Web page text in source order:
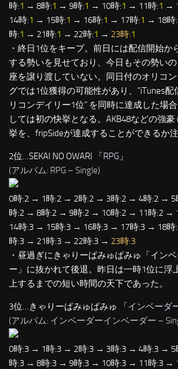
時:1 → 8時:1 → 9時:1 → 10時:1 → 11時:1 →
14時:1 → 15時:1 → 16時:1 → 17時:1 → 18時:
時:1 → 21時:1 → 22時:1 → 23時:1
・終日1位をキープ。前日には配信開始か
する勢いを見せており、今日もその勢い
座を譲り渡していない。同日付のオリコ
グでは1位獲得の可能性があり、”iTunes配
リコンデイリー1位” を同時に達成した場
しては初の快挙となる。AKB48などの強
挙を、fripSideが達成することができるか注
2位…SEKAI NO OWARI 「RPG 」
(アルバム: RPG – Single)
0時:2 → 1時:2 → 2時:2 → 3時:2 → 4時:2 →
時:2 → 8時:2 → 9時:2 → 10時:2 → 11時:2 →
14時:3 → 15時:3 → 16時:3 → 17時:3 → 18
時:3 → 21時:3 → 22時:3 → 23時:3
・昼過ぎにきゃりーぱみゅぱみゅ「イン
ー」に抜かれて後退。昨日は一時1位に浮
上するまでの短い時間の天下であった。
3位…きゃりーぱみゅぱみゅ 「インベーダ
(アルバム: インベーダーインベーダー –
0時:3 → 1時:3 → 2時:3 → 3時:3 → 4時:3 →
時:3 → 8時:3 → 9時:3 → 10時:3 → 11時:3 →